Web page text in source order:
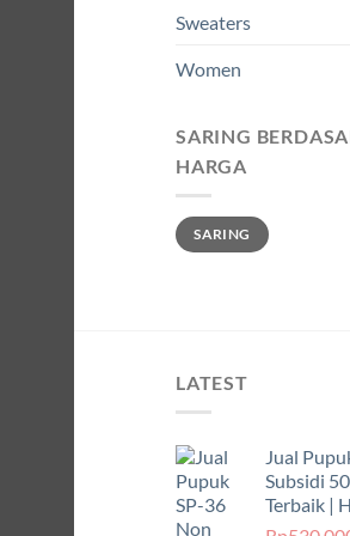
Sweaters
Women
SARING
HARGA
Harga
terendah
Harga
tertinggi
SARING
LATEST
Jual
Subsidi
Terbaik |